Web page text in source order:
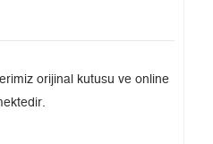
orijinal kutusu ve online